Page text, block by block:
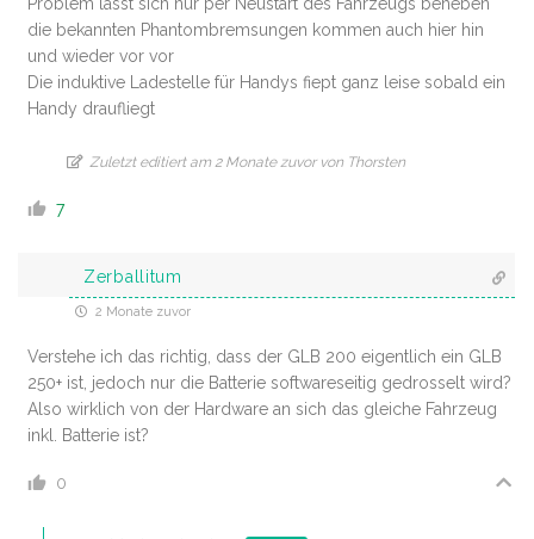
die bekannten Phantombremsungen kommen auch hier hin
und wieder vor vor
Die induktive Ladestelle für Handys fiept ganz leise sobald ein
Handy draufliegt
Zuletzt editiert am 2 Monate zuvor von Thorsten
7
Zerballitum
2 Monate zuvor
Verstehe ich das richtig, dass der GLB 200 eigentlich ein GLB
250+ ist, jedoch nur die Batterie softwareseitig gedrosselt wird?
Also wirklich von der Hardware an sich das gleiche Fahrzeug
inkl. Batterie ist?
0